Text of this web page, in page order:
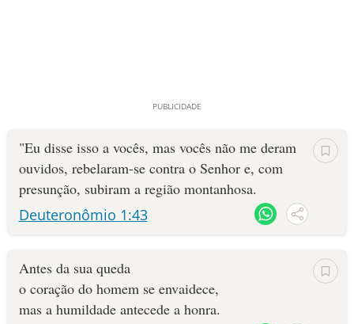
"Eu disse isso a vocês, mas vocês não me deram
ouvidos, rebelaram-se contra o Senhor e, com
presunção, subiram a região montanhosa.
Deuteronômio 1:43
Antes da sua queda
o coração do homem se envaidece,
mas a humildade antecede a honra.